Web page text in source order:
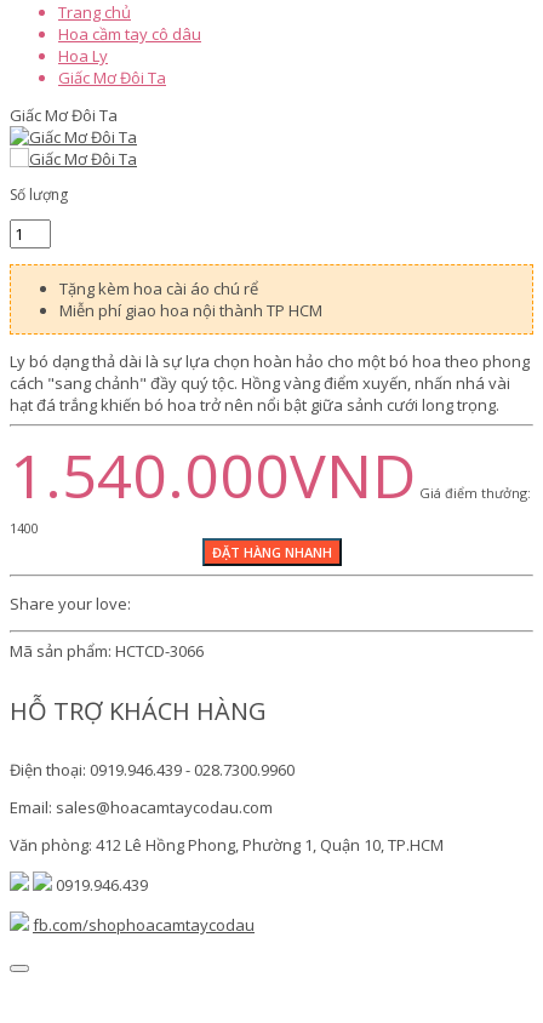
Trang chủ
Hoa cầm tay cô dâu
Hoa Ly
Giấc Mơ Đôi Ta
Giấc Mơ Đôi Ta
Số lượng
Tặng kèm hoa cài áo chú rể
Miễn phí giao hoa nội thành TP HCM
Ly bó dạng thả dài là sự lựa chọn hoàn hảo cho một bó hoa theo phong
cách "sang chảnh" đầy quý tộc. Hồng vàng điểm xuyến, nhấn nhá vài
hạt đá trắng khiến bó hoa trở nên nổi bật giữa sảnh cưới long trọng.
1.540.000VND Giá điểm thưởng:
1400
Share your love:
Mã sản phẩm: HCTCD-3066
HỖ TRỢ KHÁCH HÀNG
Điện thoại: 0919.946.439 - 028.7300.9960
Email: sales@hoacamtaycodau.com
Văn phòng: 412 Lê Hồng Phong, Phường 1, Quận 10, TP.HCM
0919.946.439
fb.com/shophoacamtaycodau